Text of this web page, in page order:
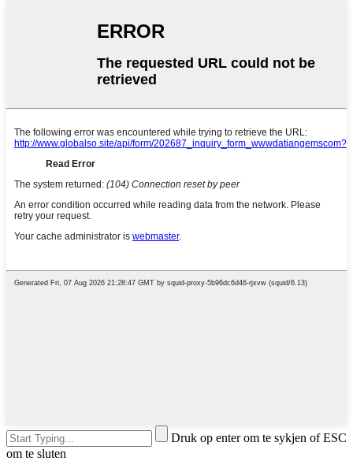
Druk op enter om te sykjen of ESC
om te sluten